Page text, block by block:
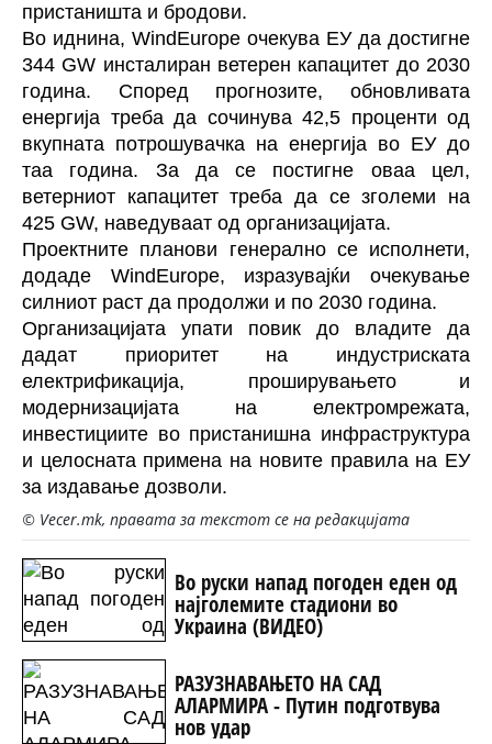
пристаништа и бродови.
Во иднина, WindEurope очекува ЕУ да достигне
344 GW инсталиран ветерен капацитет до 2030
година. Според прогнозите, обновливата
енергија треба да сочинува 42,5 проценти од
вкупната потрошувачка на енергија во ЕУ до
таа година. За да се постигне оваа цел,
ветерниот капацитет треба да се зголеми на
425 GW, наведуваат од организацијата.
Проектните планови генерално се исполнети,
додаде WindEurope, изразувајќи очекување
силниот раст да продолжи и по 2030 година.
Организацијата упати повик до владите да
дадат приоритет на индустриската
електрификација, проширувањето и
модернизацијата на електромрежата,
инвестициите во пристанишна инфраструктура
и целосната примена на новите правила на ЕУ
за издавање дозволи.
© Vecer.mk, правата за текстот се на редакцијата
Во руски напад погоден еден од
најголемите стадиони во
Украина (ВИДЕО)
РАЗУЗНАВАЊЕТО НА САД
АЛАРМИРА - Путин подготвува
нов удар